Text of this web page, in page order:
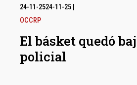
24-11-2524-11-25|
OCCRP
El básket quedó
policial